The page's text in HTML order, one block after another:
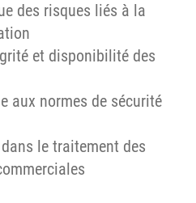
des risques liés à la
et disponibilité des
aux normes de sécurité
le traitement des